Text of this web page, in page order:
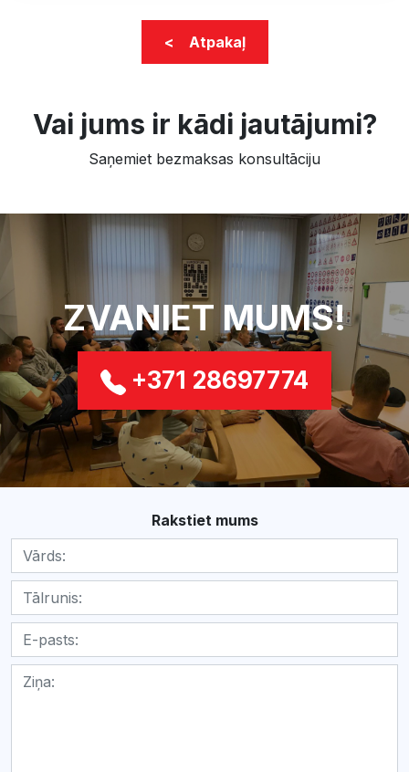
< Atpakaļ
Vai jums ir kādi jautājumi?
Saņemiet bezmaksas konsultāciju
ZVANIET MUMS!
+371 28697774
Rakstiet mums